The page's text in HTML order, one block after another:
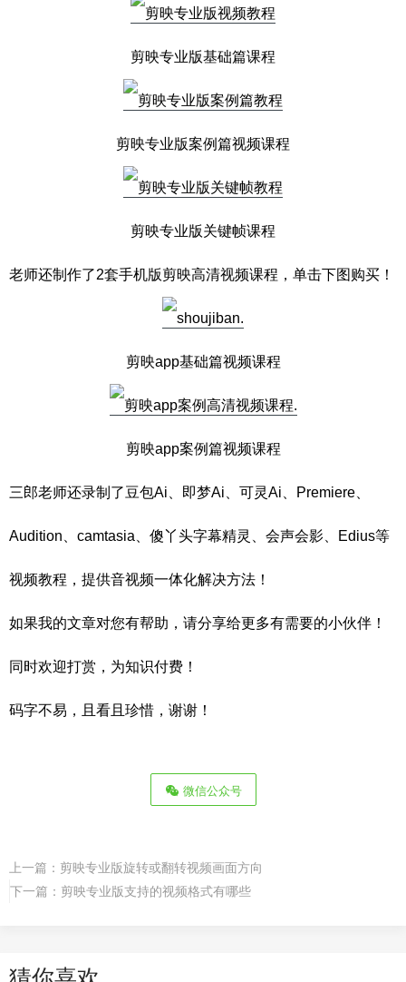
剪映专业版基础篇课程
剪映专业版案例篇视频课程
剪映专业版关键帧课程
老师还制作了2套手机版剪映高清视频课程，单击下图购买！
剪映app基础篇视频课程
剪映app案例篇视频课程
三郎老师还录制了豆包Ai、即梦Ai、可灵Ai、Premiere、
Audition、camtasia、傻丫头字幕精灵、会声会影、Edius等
视频教程，提供音视频一体化解决方法！
如果我的文章对您有帮助，请分享给更多有需要的小伙伴！
同时欢迎打赏，为知识付费！
码字不易，且看且珍惜，谢谢！
微信公众号
上一篇： 剪映专业版旋转或翻转视频画面方向
下一篇： 剪映专业版支持的视频格式有哪些